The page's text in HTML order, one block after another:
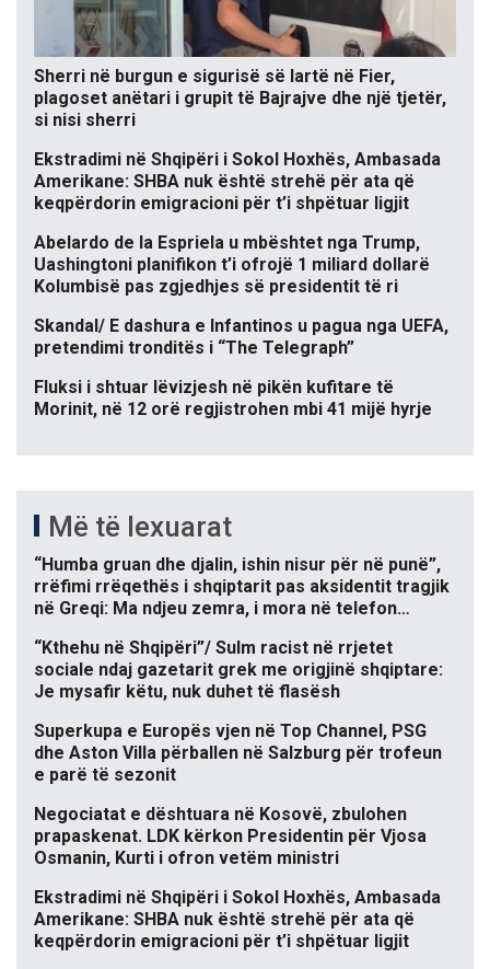
Sherri në burgun e sigurisë së lartë në Fier,
plagoset anëtari i grupit të Bajrajve dhe një tjetër,
si nisi sherri
Ekstradimi në Shqipëri i Sokol Hoxhës, Ambasada
Amerikane: SHBA nuk është strehë për ata që
keqpërdorin emigracioni për t’i shpëtuar ligjit
Abelardo de la Espriela u mbështet nga Trump,
Uashingtoni planifikon t’i ofrojë 1 miliard dollarë
Kolumbisë pas zgjedhjes së presidentit të ri
Skandal/ E dashura e Infantinos u pagua nga UEFA,
pretendimi tronditës i “The Telegraph”
Fluksi i shtuar lëvizjesh në pikën kufitare të
Morinit, në 12 orë regjistrohen mbi 41 mijë hyrje
Më të lexuarat
“Humba gruan dhe djalin, ishin nisur për në punë”,
rrëfimi rrëqethës i shqiptarit pas aksidentit tragjik
në Greqi: Ma ndjeu zemra, i mora në telefon…
“Kthehu në Shqipëri”/ Sulm racist në rrjetet
sociale ndaj gazetarit grek me origjinë shqiptare:
Je mysafir këtu, nuk duhet të flasësh
Superkupa e Europës vjen në Top Channel, PSG
dhe Aston Villa përballen në Salzburg për trofeun
e parë të sezonit
Negociatat e dështuara në Kosovë, zbulohen
prapaskenat. LDK kërkon Presidentin për Vjosa
Osmanin, Kurti i ofron vetëm ministri
Ekstradimi në Shqipëri i Sokol Hoxhës, Ambasada
Amerikane: SHBA nuk është strehë për ata që
keqpërdorin emigracioni për t’i shpëtuar ligjit